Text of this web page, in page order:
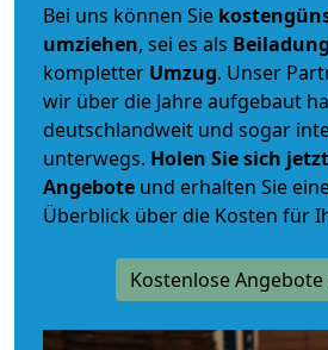
Bei uns können Sie
umziehen, sei es als Beiladung
kompletter Umzug. Unser
wir über die Jahre aufgebaut
deutschlandweit und sogar
unterwegs. Holen Sie sich
Angebote und erhalten Sie
Überblick über die Kosten für
Kostenlose